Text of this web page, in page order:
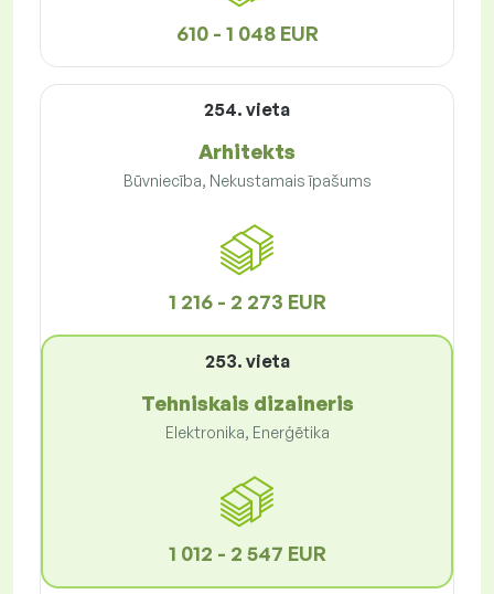
610 - 1 048 EUR
254. vieta
Arhitekts
Būvniecība, Nekustamais īpašums
1 216 - 2 273 EUR
253. vieta
Tehniskais dizaineris
Elektronika, Enerģētika
1 012 - 2 547 EUR